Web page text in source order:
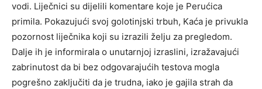
vodi. Liječnici su dijelili komentare koje je Perućica
primila. Pokazujući svoj golotinjski trbuh, Kaća je privukla
pozornost liječnika koji su izrazili želju za pregledom.
Dalje ih je informirala o unutarnjoj izraslini, izražavajući
zabrinutost da bi bez odgovarajućih testova mogla
pogrešno zaključiti da je trudna, iako je gajila strah da